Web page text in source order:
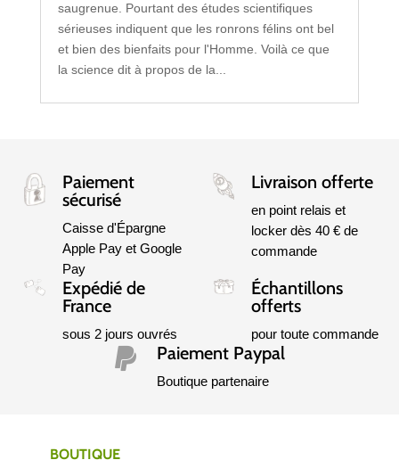
saugrenue. Pourtant des études scientifiques
sérieuses indiquent que les ronrons félins ont bel
et bien des bienfaits pour l'Homme. Voilà ce que
la science dit à propos de la...
Paiement
sécurisé
Caisse d'Épargne
Apple Pay et Google
Pay
Livraison offerte
en point relais et
locker dès 40 € de
commande
Expédié de
France
sous 2 jours ouvrés
Échantillons
offerts
pour toute commande
 Paiement Paypal
Boutique partenaire
BOUTIQUE